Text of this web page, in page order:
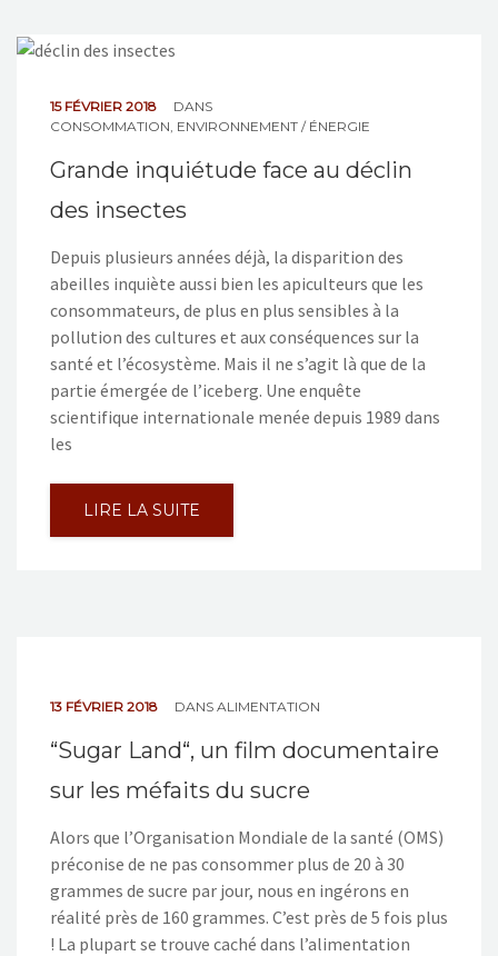
15 FÉVRIER 2018
DANS
CONSOMMATION ENVIRONNEMENT / ÉNERGIE
Grande inquiétude face au déclin
des insectes
Depuis plusieurs années déjà, la disparition des
abeilles inquiète aussi bien les apiculteurs que les
consommateurs, de plus en plus sensibles à la
pollution des cultures et aux conséquences sur la
santé et l’écosystème. Mais il ne s’agit là que de la
partie émergée de l’iceberg. Une enquête
scientifique internationale menée depuis 1989 dans
les
LIRE LA SUITE
13 FÉVRIER 2018 DANS ALIMENTATION
“Sugar Land“, un film documentaire
sur les méfaits du sucre
Alors que l’Organisation Mondiale de la santé (OMS)
préconise de ne pas consommer plus de 20 à 30
grammes de sucre par jour, nous en ingérons en
réalité près de 160 grammes. C’est près de 5 fois plus
! La plupart se trouve caché dans l’alimentation